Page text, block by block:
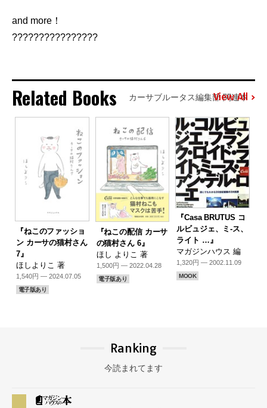
and more！
????????????????
Related Books カーサブルータス編集部 関連本
View All
『ねこのファッショ
ン カーサの猫村さん
7』
ほしよりこ 著
1,540円 — 2024.07.05
電子版あり
『ねこの配信 カーサ
の猫村さん 6』
ほし よりこ 著
1,500円 — 2022.04.28
電子版あり
『Casa BRUTUS コ
ルビュジェ、ミ-ス、
ライト …』
マガジンハウス 編
1,320円 — 2002.11.09
MOOK
Ranking
今読まれてます